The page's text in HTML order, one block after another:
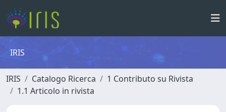
IRIS
IRIS Catalogo Ricerca
1 Contributo su Rivista
1.1 Articolo in rivista